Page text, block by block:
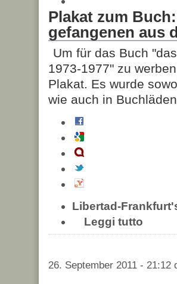
Plakat zum
gefangenen aus
Um für das Buch
1973-1977" zu
Plakat. Es wurde
wie auch in
Libertad-
Leggi tutto
26. September 2011 - 21:12